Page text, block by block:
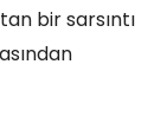
bir sarsıntı